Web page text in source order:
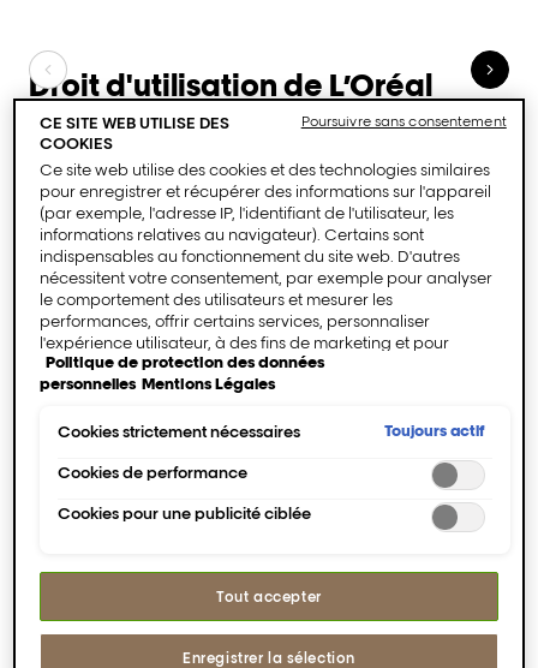
Droit d'utilisation de L’Oréal
Professionnel
CE SITE WEB UTILISE DES
COOKIES
Ce site web utilise des cookies et des technologies similaires
pour enregistrer et récupérer des informations sur l'appareil
(par exemple, l'adresse IP, l'identifiant de l'utilisateur, les
informations relatives au navigateur). Certains sont
indispensables au fonctionnement du site web. D'autres
nécessitent votre consentement, par exemple pour analyser
le comportement des utilisateurs et mesurer les
performances, offrir certains services, personnaliser
l'expérience utilisateur, à des fins de marketing et pour
intégrer des médias externes. Les cookies non
indispensables peuvent être acceptés directement («
»). Il est également possible de personnaliser les paramètres
Vous pouvez modifier votre sélection à tout moment en
cliquant sur le lien « Paramètres des cookies ». Pour plus
d'informations, veuillez consulter notre politique de
Politique de protection des données
personnelles Mentions Légales
Cookies strictement nécessaires Toujours actif
Cookies de performance
Cookies pour une publicité ciblée
Tout accepter
Enregistrer la sélection
Poursuivre sans consentement